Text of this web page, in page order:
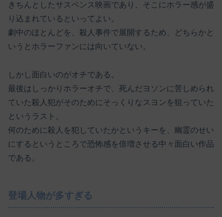
きちんとしたサスペンス映画であり、そこにホラー感が盛
り込まれているといってよい。
劇中のほとんどを、殺人事件で展開するため、どちらかと
いうとホラーファンには向いていない。
しかし面白いのがオチである。
最後はしっかりホラーオチで、死んだヨソンに苦しめられ
ていた殺人犯がそのためにそっくりなスヨンを狙っていた
というラスト。
何のために殺人を犯していたかというキーを、幽霊のせい
にするというところで恐怖感を倍増させる中々面白い作品
である。
登場人物が多すぎる